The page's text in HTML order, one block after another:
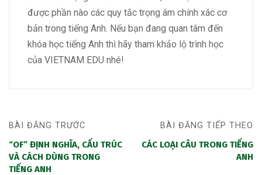
được phần nào các quy tắc trọng âm chính xác cơ
bản trong tiếng Anh. Nếu bạn đang quan tâm đến
khóa học tiếng Anh thì hãy tham khảo lộ trình học
của VIETNAM EDU nhé!
BÀI ĐĂNG TRƯỚC
“OF” ĐỊNH NGHĨA, CẤU TRÚC
VÀ CÁCH DÙNG TRONG
TIẾNG ANH
BÀI ĐĂNG TIẾP THEO
CÁC LOẠI CÂU TRONG TIẾNG
ANH